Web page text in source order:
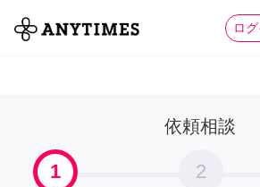
ロ
全て 家
依頼相談
1 2